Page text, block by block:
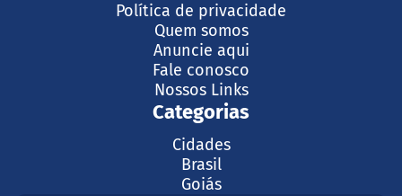
Política de privacidade
Quem somos
Anuncie aqui
Fale conosco
Nossos Links
Categorias
Cidades
Brasil
Goiás